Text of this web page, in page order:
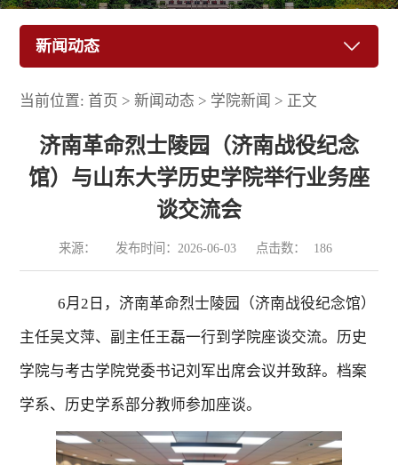
新闻动态
当前位置: 首页 >新闻动态 > 学院新闻 > 正文
济南革命烈士陵园（济南战役纪念
馆）与山东大学历史学院举行业务座
谈交流会
来源： 发布时间：2026-06-03 点击数： 186
6月2 日，济南革命烈士陵园（济南战役纪念馆）
主任吴文萍、副主任王磊一行到学院座谈交流。历史
学院与考古学院党委书记刘军出席会议并致辞。档案
学系、历史学系部分教师参加座谈。